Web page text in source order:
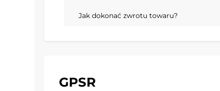
Jak dokonać zwrotu towaru?
GPSR